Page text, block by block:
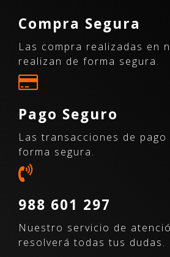
Compra Segura
Las compra realizadas en
realizan de forma segura.
Pago Seguro
Las transacciones de
forma segura.
988 601 297
Nuestro servicio de
resolverá todas tus dudas.